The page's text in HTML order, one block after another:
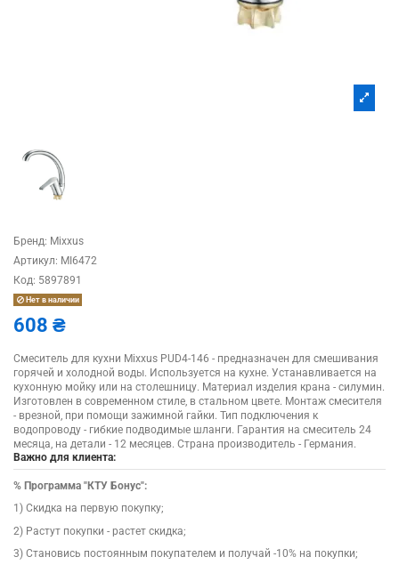
Бренд: Mixxus
Артикул: MI6472
Код: 5897891
Нет в наличии
608 ₴
Смеситель для кухни Mixxus PUD4-146 - предназначен для смешивания
горячей и холодной воды. Используется на кухне. Устанавливается на
кухонную мойку или на столешницу. Материал изделия крана - силумин.
Изготовлен в современном стиле, в стальном цвете. Монтаж смесителя
- врезной, при помощи зажимной гайки. Тип подключения к
водопроводу - гибкие подводимые шланги. Гарантия на смеситель 24
месяца, на детали - 12 месяцев. Страна производитель - Германия.
Важно для клиента:
% Программа "КТУ Бонус":
1) Скидка на первую покупку;
2) Растут покупки - растет скидка;
3) Становись постоянным покупателем и получай -10% на покупки;